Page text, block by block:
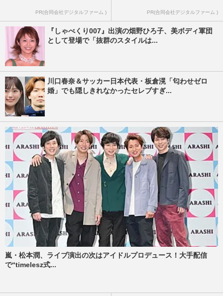
PR(合同会社デジタルファーム ) PR(合同会社デジタルファーム )
『しゃべくり007』出演の畑野ひろ子、美ボディ軍団
として登場で「抜群のスタイルは...
川口春奈＆サッカー日本代表・板倉滉「匂わせゼロ
婚」でも隠しきれなかったセレブすぎ...
嵐・松本潤、ライブ演出の次はアイドルプロデュース！大手配信
で“timelesz式...